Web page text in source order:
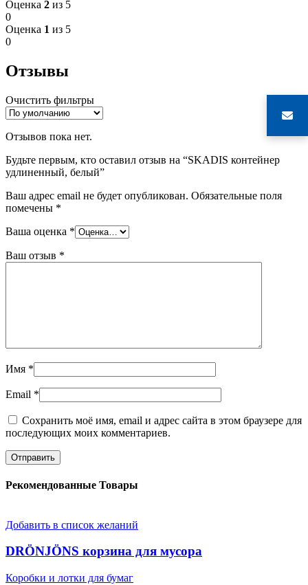
Оценка 2 из 5
0
Оценка 1 из 5
0
Отзывы
Очистить фильтры
Отзывов пока нет.
Будьте первым, кто оставил отзыв на “SKADIS контейнер
удлиненный, белый”
Ваш адрес email не будет опубликован. Обязательные поля
помечены *
Ваша оценка *
Ваш отзыв *
Имя *
Email *
Сохранить моё имя, email и адрес сайта в этом браузере для
последующих моих комментариев.
Рекомендованные Товары
Добавить в список желаний
DRÖNJÖNS корзина для мусора
Коробки и лотки для бумаг